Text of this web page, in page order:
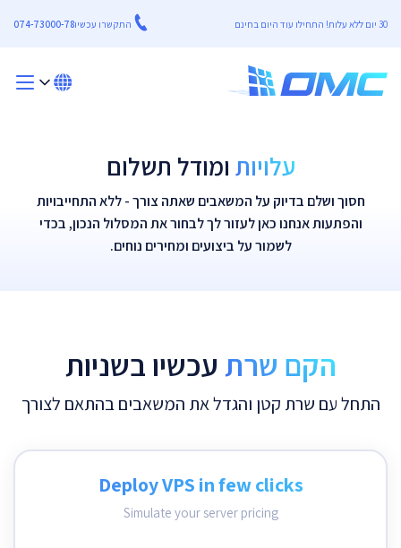
30 יום ללא עלות! התחילו עוד היום בחינם התקשרו עכשיו074-73000-78
עלויות ומודל תשלום
חסוך ושלם בדיוק על המשאבים שאתה צורך - ללא התחייבויות
והפתעות אנחנו כאן לעזור לך לבחור את המסלול הנכון, בכדי
לשמור על ביצועים ומחירים נוחים.
הקם שרת עכשיו בשניות
התחל עם שרת קטן והגדל את המשאבים בהתאם לצורך
Deploy VPS in few clicks
Simulate your server pricing